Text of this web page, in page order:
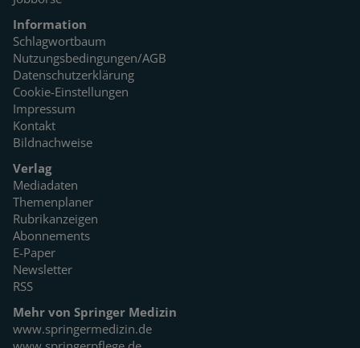
Information
Schlagwortbaum
Nutzungsbedingungen/AGB
Datenschutzerklärung
Cookie-Einstellungen
Impressum
Kontakt
Bildnachweise
Verlag
Mediadaten
Themenplaner
Rubrikanzeigen
Abonnements
E-Paper
Newsletter
RSS
Mehr von Springer Medizin
www.springermedizin.de